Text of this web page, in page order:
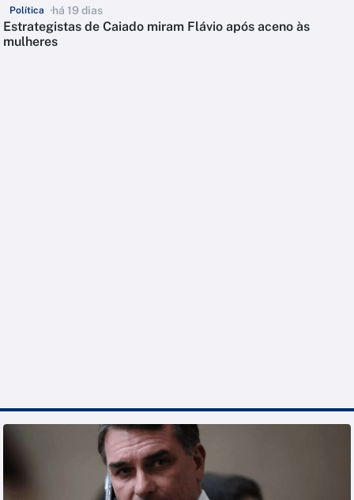
Política há 19 dias
Estrategistas de Caiado miram Flávio após aceno às
mulheres